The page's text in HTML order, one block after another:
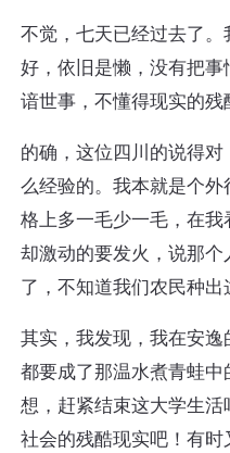
不觉，七天已经过去了
好，依旧是懒，没有把
谙世事，不懂得现实的残
的确，这位四川的说得
么经验的。我本就是个
格上多一毛少一毛，在
却激动的要发火，说那
了，不知道我们农民种出
其实，我发现，我在安
都要成了那温水煮青蛙
想，赶紧结束这大学生
社会的残酷现实吧！有